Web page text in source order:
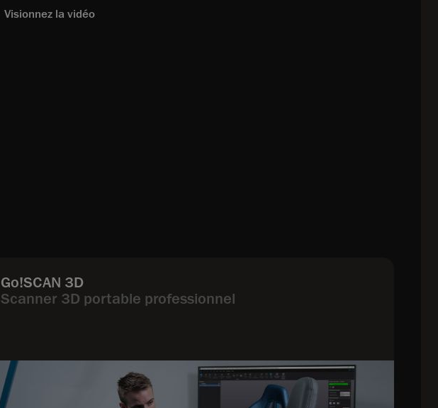
Visionnez la vidéo
Go!SCAN 3D
Scanner 3D portable professionnel